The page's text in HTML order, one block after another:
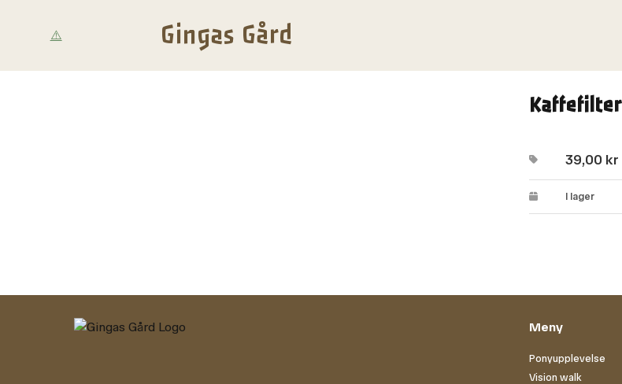
Gingas Gård
Kaffefilter
39,00 kr
I lager
Meny
Ponyupplevelse
Vision walk